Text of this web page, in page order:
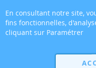
En consultant notre site,
fins fonctionnelles,
cliquant sur Paramétrer